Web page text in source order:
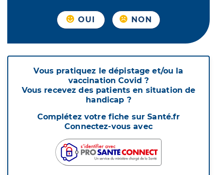
OUI NON
Vous pratiquez le dépistage et/ou la
vaccination Covid ?
Vous recevez des patients en situation de
handicap ?
Complétez votre fiche sur Santé.fr
Connectez-vous avec